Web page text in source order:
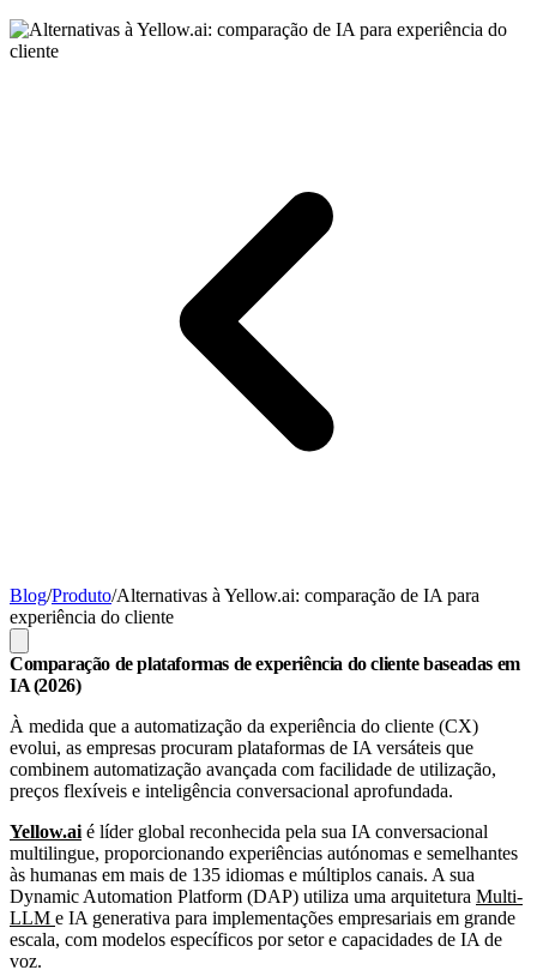
Blog/Produto/Alternativas à Yellow.ai: comparação de IA para
experiência do cliente
Comparação de plataformas de experiência do cliente baseadas em
IA (2026)
À medida que a automatização da experiência do cliente (CX)
evolui, as empresas procuram plataformas de IA versáteis que
combinem automatização avançada com facilidade de utilização,
preços flexíveis e inteligência conversacional aprofundada.
Yellow.ai é líder global reconhecida pela sua IA conversacional
multilingue, proporcionando experiências autónomas e semelhantes
às humanas em mais de 135 idiomas e múltiplos canais. A sua
Dynamic Automation Platform (DAP) utiliza uma arquitetura Multi-
LLM e IA generativa para implementações empresariais em grande
escala, com modelos específicos por setor e capacidades de IA de
voz.